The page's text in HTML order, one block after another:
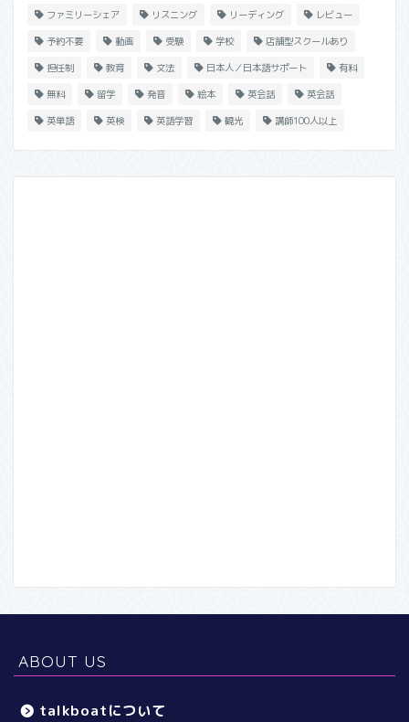
ファミリーシェア リスニング リーディング レビュー
予約不要 動画 受験 学校 店舗型スクールあり
担任制 教育 文法 日本人／日本語サポート 有料
無料 留学 発音 絵本 英会話 英会話
英単語 英検 英語学習 観光 講師100人以上
ABOUT US
talkboatについて